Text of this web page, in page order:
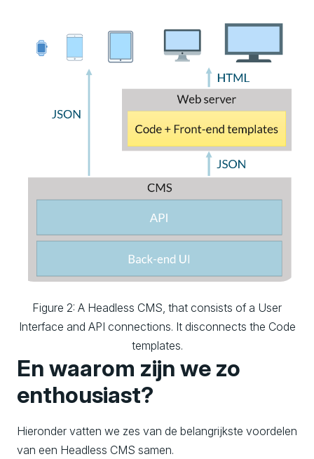
Figure 2: A Headless CMS, that consists of a User
Interface and API connections. It disconnects the Code
templates.
En waarom zijn we zo
enthousiast?
Hieronder vatten we zes van de belangrijkste voordelen
van een Headless CMS samen.